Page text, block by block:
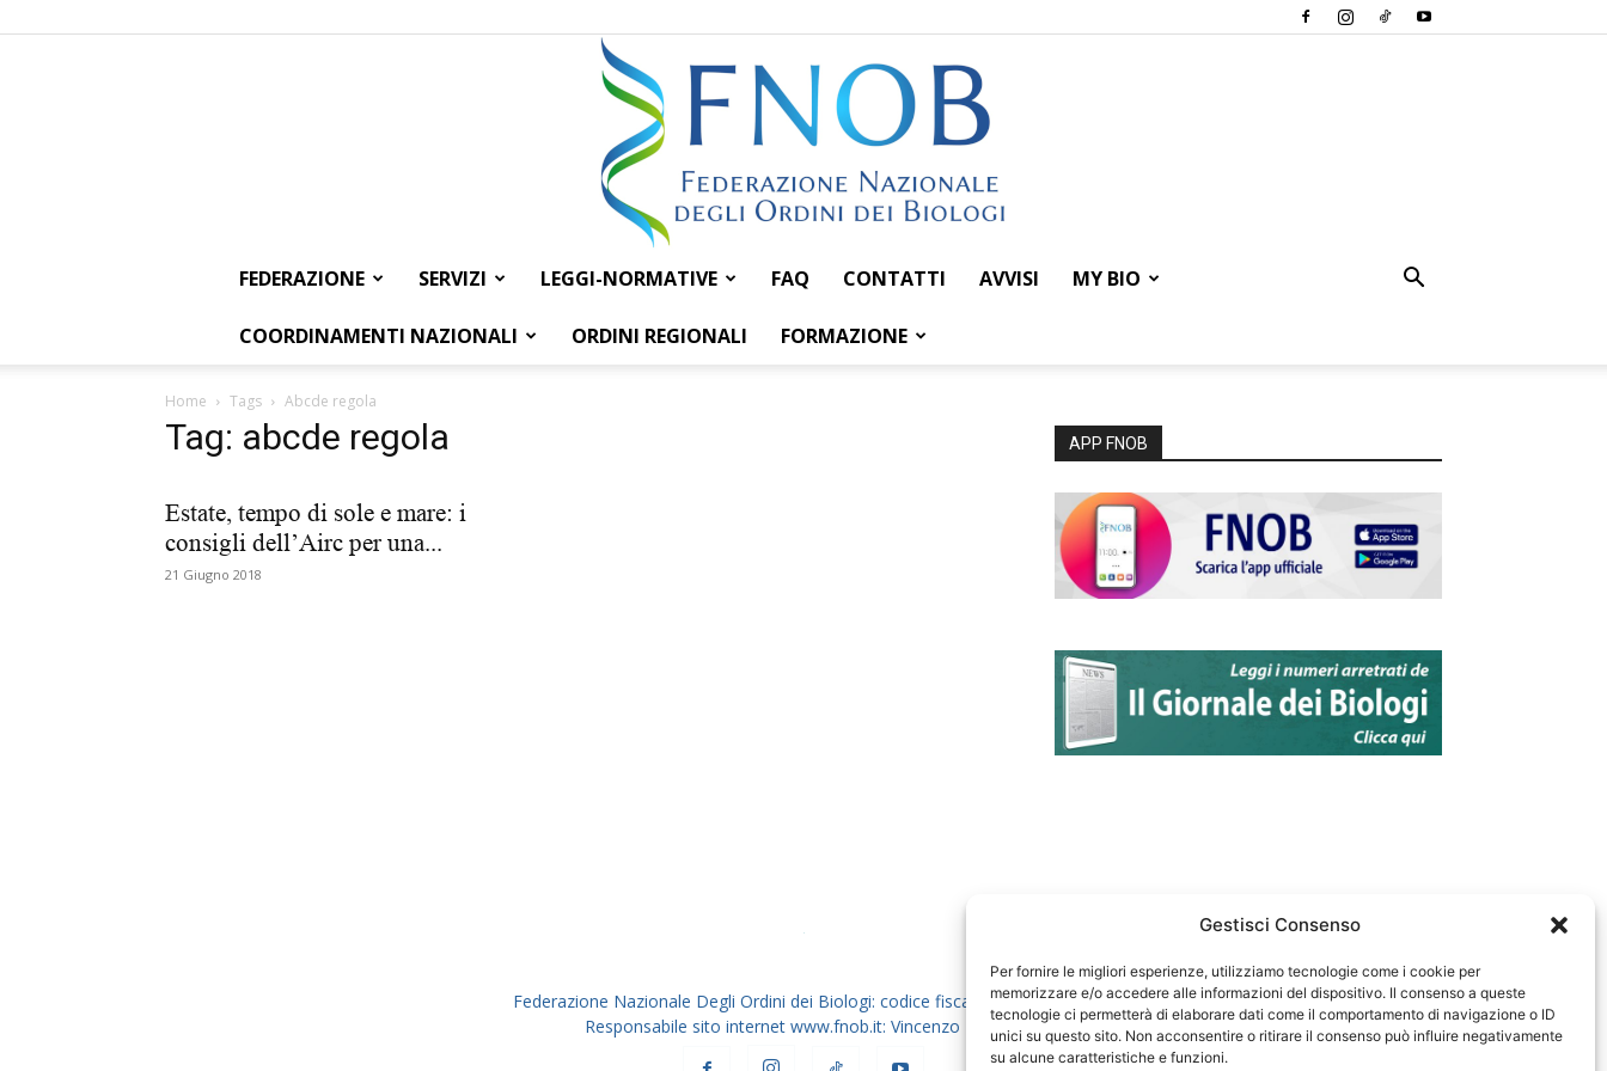
Gestisci Consenso
Per fornire le migliori esperienze, utilizziamo tecnologie come i cookie per
memorizzare e/o accedere alle informazioni del dispositivo. Il consenso a queste
tecnologie ci permetterà di elaborare dati come il comportamento di navigazione o ID
unici su questo sito. Non acconsentire o ritirare il consenso può influire negativamente
su alcune caratteristiche e funzioni.
Federazione
FEDERAZIONE SERVIZI LEGGI-NORMATIVE FAQ CONTATTI AVVISI MY BIO
COORDINAMENTI NAZIONALI ORDINI REGIONALI FORMAZIONE
Home Tags Abcde regola
Tag: abcde regola
Estate, tempo di sole e mare: i
consigli dell’Airc per una...
21 Giugno 2018
APP FNOB
Federazione Nazionale Degli Ordini dei Biologi: codice fiscale 80069130583
Responsabile sito internet www.fnob.it: Vincenzo D'Anna